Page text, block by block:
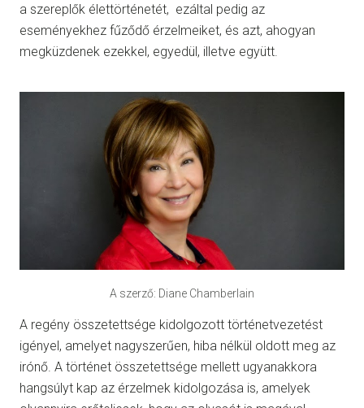
a szereplők élettörténetét, ezáltal pedig az
eseményekhez fűződő érzelmeiket, és azt, ahogyan
megküzdenek ezekkel, egyedül, illetve együtt.
A szerző: Diane Chamberlain
A regény összetettsége kidolgozott történetvezetést
igényel, amelyet nagyszerűen, hiba nélkül oldott meg az
irónő. A történet összetettsége mellett ugyanakkora
hangsúlyt kap az érzelmek kidolgozása is, amelyek